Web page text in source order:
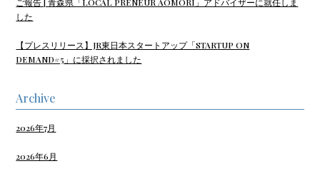
した
【プレスリリース】JR東日本スタートアップ「STARTUP ON
DEMAND#5」に採択されました
Archive
2026年7月
2026年6月